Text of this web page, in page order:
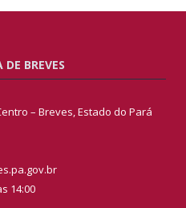
BREVES
– Breves, Estado do Pará
14:00